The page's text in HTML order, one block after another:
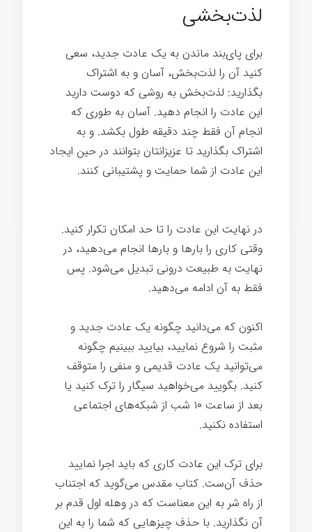
لذت‌بخشی
برای پای‌بند ماندن به یک عادت جدید، سعی
کنيد آن را لذت‌بخش، آسان و به اشتراک
بگذارید: لذت‌بخش به روشی که دوست دارید
این عادت را انجام دهید. آسان به طوری که
انجام آن فقط چند دقیقه طول بکشد. و به
اشتراک بگذارید تا عزیزانتان بتوانند در حین ایجاد
این عادت از شما حمایت و پشتیبانی کنند.
در نهایت این عادت را تا حد امکان تکرار کنيد.
وقتی کاری را بارها و بارها انجام می‌دهید، در
نهایت به طبیعت درونی تبدیل می‌شود. پس
فقط به آن ادامه می‌دهید.
اکنون که می‌دانید چگونه یک عادت جدید و
مثبت را شروع نمايید، بیایید ببینیم چگونه
می‌توانید یک عادت قدیمی و منفی را متوقف
کنيد. بگویید می‌خواهید سیگار را ترک کنيد یا
بعد از ساعت ۱۰ شب از شبکه‌های اجتماعی
استفاده نکنید.
برای ترک این عادت کاری که باید اجرا نمایید
حذف آن‌ست. کتاب مقدس می‌گوید که اجتناب
از راه شر به این معناست که در وهله اول قدم بر
آن نگذارید. با حذف چیزهایی که شما را به این